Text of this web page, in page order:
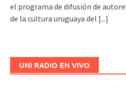
el programa de difusión de
de la cultura uruguaya del [...]
UNI RADIO EN VIVO